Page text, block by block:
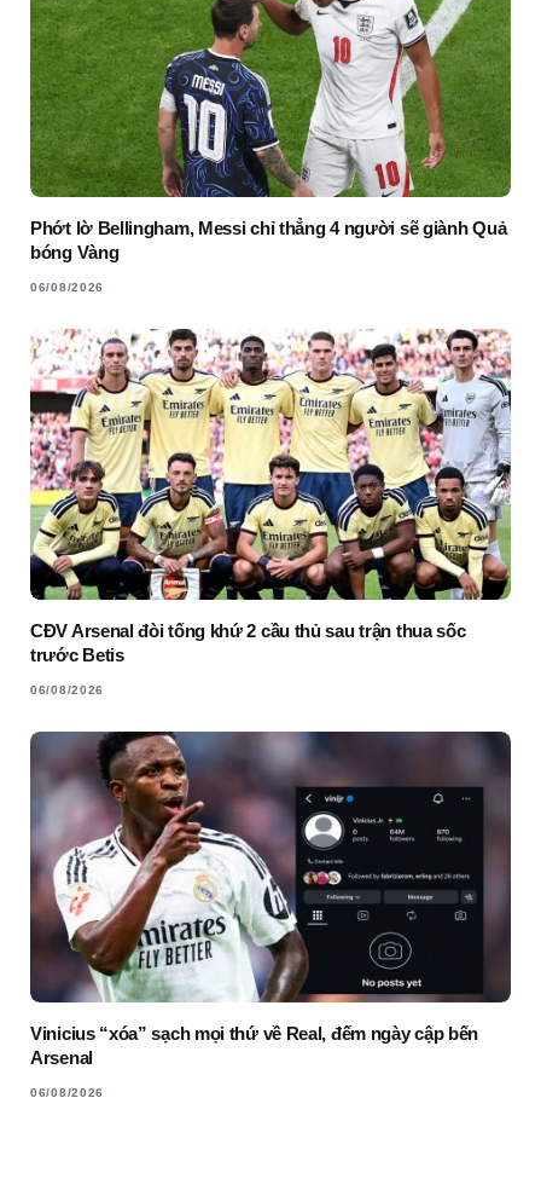
Phớt lờ Bellingham, Messi chỉ thẳng 4 người sẽ giành Quả
bóng Vàng
06/08/2026
CĐV Arsenal đòi tống khứ 2 cầu thủ sau trận thua sốc
trước Betis
06/08/2026
Vinicius “xóa” sạch mọi thứ về Real, đếm ngày cập bến
Arsenal
06/08/2026